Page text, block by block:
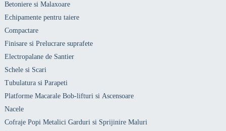
Betoniere si Malaxoare
Echipamente pentru taiere
Compactare
Finisare si Prelucrare suprafete
Electropalane de Santier
Schele si Scari
Tubulatura si Parapeti
Platforme Macarale Bob-lifturi si Ascensoare
Nacele
Cofraje Popi Metalici Garduri si Sprijinire Maluri